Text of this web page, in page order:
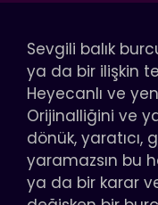
Sevgili balık
ya da bir ilişkin
Heyecanlı ve
Orijinalliğini ve
dönük, yaratıcı,
yaramazsın bu
ya da bir karar